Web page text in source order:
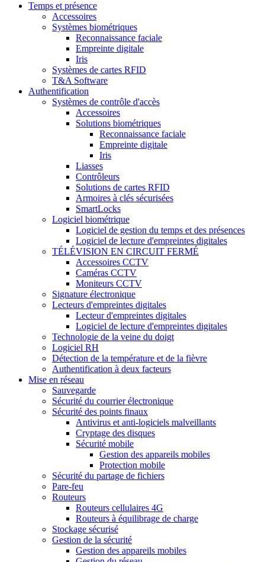
Temps et présence
Accessoires
Systèmes biométriques
Reconnaissance faciale
Empreinte digitale
Iris
Systèmes de cartes RFID
T&A Software
Authentification
Systèmes de contrôle d'accès
Accessoires
Solutions biométriques
Reconnaissance faciale
Empreinte digitale
Iris
Liasses
Contrôleurs
Solutions de cartes RFID
Armoires à clés sécurisées
SmartLocks
Logiciel biométrique
Logiciel de gestion du temps et des présences
Logiciel de lecture d'empreintes digitales
TÉLÉVISION EN CIRCUIT FERMÉ
Accessoires CCTV
Caméras CCTV
Moniteurs CCTV
Signature électronique
Lecteurs d'empreintes digitales
Lecteur d'empreintes digitales
Logiciel de lecture d'empreintes digitales
Technologie de la veine du doigt
Logiciel RH
Détection de la température et de la fièvre
Authentification à deux facteurs
Mise en réseau
Sauvegarde
Sécurité du courrier électronique
Sécurité des points finaux
Antivirus et anti-logiciels malveillants
Cryptage des disques
Sécurité mobile
Gestion des appareils mobiles
Protection mobile
Sécurité du partage de fichiers
Pare-feu
Routeurs
Routeurs cellulaires 4G
Routeurs à équilibrage de charge
Stockage sécurisé
Gestion de la sécurité
Gestion des appareils mobiles